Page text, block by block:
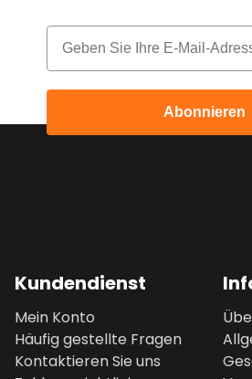
Email
Abonnieren
Kundendienst
Mein Konto
Häufig gestellte Fragen
Kontaktieren Sie uns